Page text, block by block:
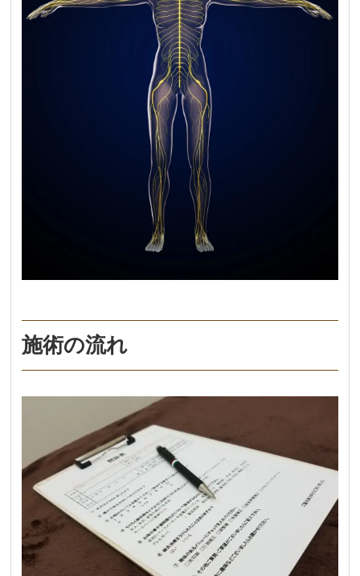
施術の流れ